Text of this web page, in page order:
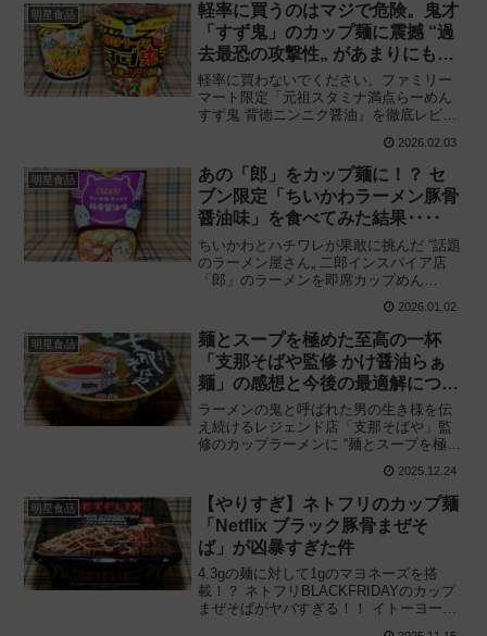
明星食品
軽率に買うのはマジで危険。鬼才
「すず鬼」のカップ麺に震撼 “過
去最恐の攻撃性„ があまりにも無
慈悲‥‥！
軽率に買わないでください。ファミリー
マート限定「元祖スタミナ満点らーめん
すず鬼 背徳ニンニク醤油』を徹底レビュ
慈悲な中毒性と限界突破の “ニンニク感”
に震撼。同時発売品「スタミナ満点ワン
タンスープ」の感想も同時公開！
2026.02.03
明星食品
あの「郎」をカップ麺に！？ セ
ブン限定「ちいかわラーメン豚骨
醤油味」を食べてみた結果‥‥
ちいかわとハチワレが果敢に挑んだ “話題
のラーメン屋さん„ 二郎インスパイア店
「郎」のラーメンを即席カップめん
メラ ちいかわラーメン 豚骨醤油味」を食
べてみた感想と評価・レビューです。
2026.01.02
明星食品
麺とスープを極めた至高の一杯
「支那そばや監修 かけ醤油らぁ
麺」の感想と今後の最適解につい
て
ラーメンの鬼と呼ばれた男の生き様を伝
え続けるレジェンド店「支那そばや」監
修のカップラーメンに “麺とスープを極め
開発「支那そばや監修 かけ醤油らぁ麺」
を食べてみた感想と評価・レビューで
す。
2025.12.24
明星食品
【やりすぎ】ネトフリのカップ麺
「Netflix ブラック豚骨まぜそ
ば」が凶暴すぎた件
4.3gの麺に対して1gのマヨネーズを搭
載！？ ネトフリBLACKFRIDAYのカップ
まぜそばがヤバすぎる！！ イトーヨーカ